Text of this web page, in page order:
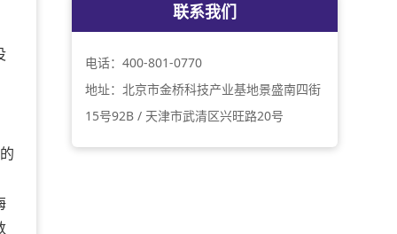
联系我们
电话：400-801-0770
地址：北京市金桥科技产业基地景盛南四街
15号92B / 天津市武清区兴旺路20号